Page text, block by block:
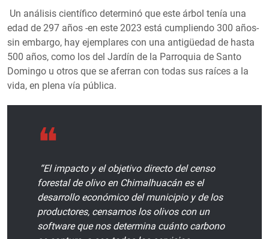
Un análisis científico determinó que este árbol tenía una
edad de 297 años -en este 2023 está cumpliendo 300 años-
sin embargo, hay ejemplares con una antigüedad de hasta
500 años, como los del Jardín de la Parroquia de Santo
Domingo u otros que se aferran con todas sus raíces a la
vida, en plena vía pública.
“El impacto y el objetivo directo del censo
forestal de olivo en Chimalhuacán es el
desarrollo económico del municipio y de los
productores, censamos los olivos con un
software que nos determina cuánto carbono